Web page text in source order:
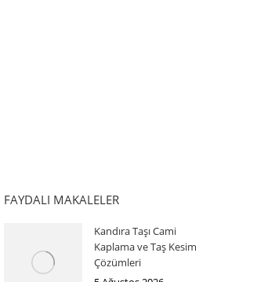
FAYDALI MAKALELER
Kandıra Taşı Cami
Kaplama ve Taş Kesim
Çözümleri